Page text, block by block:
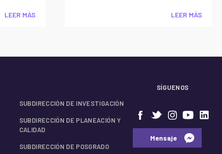
LEER MÁS LEER MÁS
SUBDIRECCIÓN DE INVESTIGACIÓN
SUBDIRECCIÓN DE PLANEACIÓN Y
CALIDAD
SUBDIRECCIÓN DE POSGRADO
SÍGUENOS
⠀⠀Mensaje⠀